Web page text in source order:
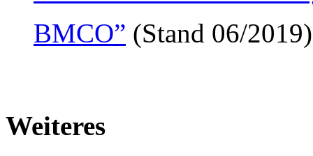
BMCO” (Stand 06/
Weiteres